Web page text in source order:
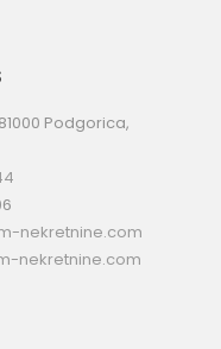
Podgorica,
nekretnine.com
nekretnine.com